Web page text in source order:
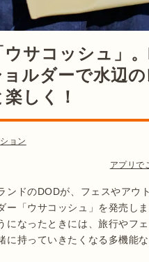
サコッシュ」
ルダーで水辺の
しく！
ョン
アプリで
ンドのDODが、フェスやアウ
ー「ウサコッシュ」を発売し
になったときには、旅行やフ
に持っていきたくなる多機能